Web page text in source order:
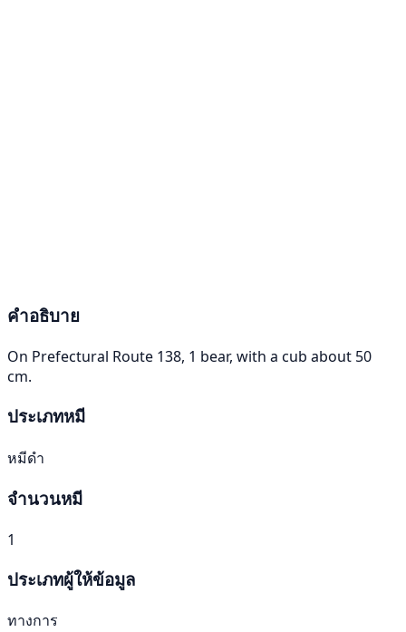
คำอธิบาย
On Prefectural Route 138, 1 bear, with a cub about 50
cm.
ประเภทหมี
หมีดำ
จำนวนหมี
1
ประเภทผู้ให้ข้อมูล
ทางการ